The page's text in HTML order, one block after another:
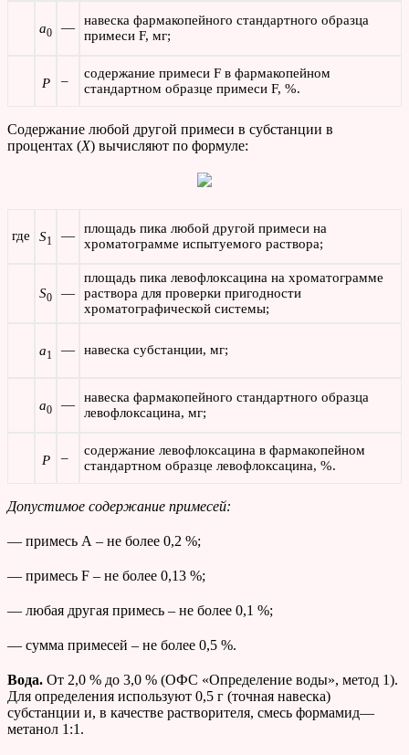
а0 —
навеска фармакопейного стандартного образца
примеси F, мг;
P –
содержание примеси F в фармакопейном
стандартном образце примеси F, %.
Содержание любой другой примеси в субстанции в
процентах (Х) вычисляют по формуле:
где S1 —
площадь пика любой другой примеси на
хроматограмме испытуемого раствора;
S0 —
площадь пика левофлоксацина на хроматограмме
раствора для проверки пригодности
хроматографической системы;
а1 — навеска субстанции, мг;
а0 —
навеска фармакопейного стандартного образца
левофлоксацина, мг;
P –
содержание левофлоксацина в фармакопейном
стандартном образце левофлоксацина, %.
Допустимое содержание примесей:
— примесь А – не более 0,2 %;
— примесь F – не более 0,13 %;
— любая другая примесь – не более 0,1 %;
— сумма примесей – не более 0,5 %.
Вода. От 2,0 % до 3,0 % (ОФС «Определение воды», метод 1).
Для определения используют 0,5 г (точная навеска)
субстанции и, в качестве растворителя, смесь формамид—
метанол 1:1.